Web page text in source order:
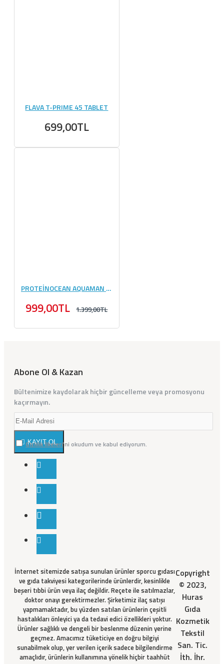
FLAVA T-PRIME 45 TABLET
699,00TL
PROTEİNOCEAN AQUAMAN HYDROPRIME LIMITED EDITION 400 GR
999,00TL 1.399,00TL
Abone Ol & Kazan
Bültenimize kaydolarak hiçbir güncelleme veya promosyonu
kaçırmayın.
KAYIT OL
Gizlilik İlkeleri'ni okudum ve kabul ediyorum.
İnternet sitemizde satışa sunulan ürünler sporcu gıdası
ve gıda takviyesi kategorilerinde ürünlerdir, kesinlikle
beşeri tıbbi ürün veya ilaç değildir. Reçete ile satılmazlar,
doktor onayı gerektirmezler. Şirketimiz ilaç satışı
yapmamaktadır, bu yüzden satılan ürünlerin çeşitli
hastalıkları önleyici ya da tedavi edici özellikleri yoktur.
Ürünler sağlıklı ve dengeli bir beslenme düzenin yerine
geçmez. Amacımız tüketiciye en doğru bilgiyi
sunabilmek olup, yer verilen içerik sadece bilgilendirme
amaçlıdır, ürünlerin kullanımına yönelik hiçbir taahhüt
Copyright
© 2023,
Huras
Gıda
Kozmetik
Tekstil
San. Tic.
İth. İhr.